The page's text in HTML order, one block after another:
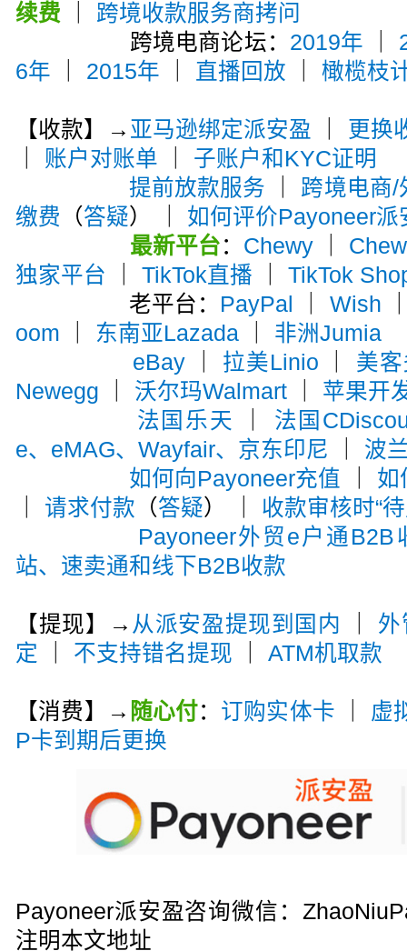
续费
跨境收款服务商拷问
跨境电商论坛： 2019年
6年
2015年 直播回放 ｜橄榄枝
【收款】→ 亚马逊绑定派安盈
更换
账户对账单
子账户和KYC证明
提前放款服务
跨境电商/
缴费 （答疑） ｜ 如何评价Payoneer派
最新平台： Chewy｜
独家平台 ｜TikTok直播 ｜TikTok
老平台： PayPal Wish
oom
东南亚Lazada
非洲Jumia
eBay｜ 拉美Linio
美
Newegg
沃尔玛Walmart
苹果开
法国乐天
法国
e、eMAG、Wayfair、京东印尼
波
如何向Payoneer充值
如
请求付款 （答疑） ｜ 收款审核时“
Payoneer外贸e户通B2B
站、速卖通和线下B2B收款
【提现】→ 从派安盈提现到国内
外
定
不支持错名提现 ｜ATM机取款
【消费】→ 随心付： 订购实体卡
虚
P卡到期后更换
Payoneer派安盈咨询微信：
注明本文地址